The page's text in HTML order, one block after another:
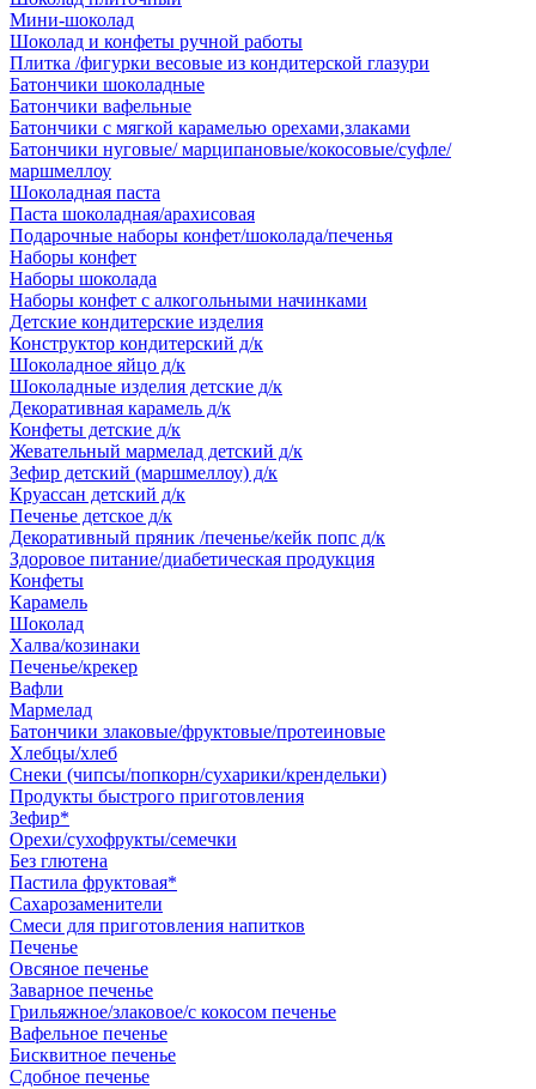
Мини-шоколад
Шоколад и конфеты ручной работы
Плитка /фигурки весовые из кондитерской глазури
Батончики шоколадные
Батончики вафельные
Батончики с мягкой карамелью орехами,злаками
Батончики нуговые/ марципановые/кокосовые/суфле/
маршмеллоу
Шоколадная паста
Паста шоколадная/арахисовая
Подарочные наборы конфет/шоколада/печенья
Наборы конфет
Наборы шоколада
Наборы конфет с алкогольными начинками
Детские кондитерские изделия
Конструктор кондитерский д/к
Шоколадное яйцо д/к
Шоколадные изделия детские д/к
Декоративная карамель д/к
Конфеты детские д/к
Жевательный мармелад детский д/к
Зефир детский (маршмеллоу) д/к
Круассан детский д/к
Печенье детское д/к
Декоративный пряник /печенье/кейк попс д/к
Здоровое питание/диабетическая продукция
Конфеты
Карамель
Шоколад
Халва/козинаки
Печенье/крекер
Вафли
Мармелад
Батончики злаковые/фруктовые/протеиновые
Хлебцы/хлеб
Снеки (чипсы/попкорн/сухарики/крендельки)
Продукты быстрого приготовления
Зефир*
Орехи/сухофрукты/семечки
Без глютена
Пастила фруктовая*
Сахарозаменители
Смеси для приготовления напитков
Печенье
Овсяное печенье
Заварное печенье
Грильяжное/злаковое/с кокосом печенье
Вафельное печенье
Бисквитное печенье
Сдобное печенье